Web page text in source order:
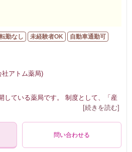
転勤なし 未経験者OK
自動車通勤可
社アトム薬局)
している薬局です。 制度として、「産
[続きを読む]
問い合わせる